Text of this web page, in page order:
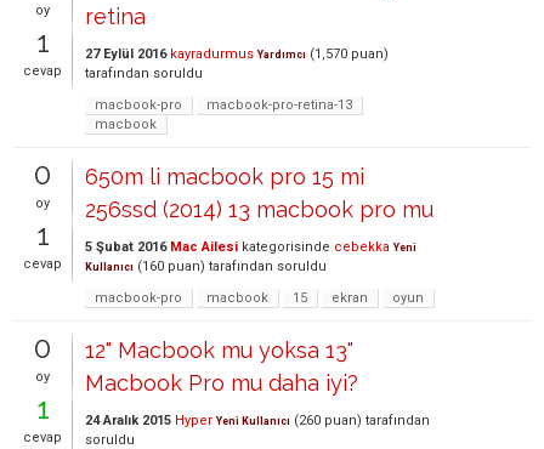
oy
1
cevap
retina
27 Eylül 2016 kayradurmus Yardımcı (1,570 puan)
tarafından soruldu
macbook-pro
macbook-pro-retina-13
macbook
0
oy
1
cevap
650m li macbook pro 15 mi
256ssd (2014) 13 macbook pro mu
5 Şubat 2016 Mac Ailesi kategorisinde cebekka Yeni
Kullanıcı (160 puan) tarafından soruldu
macbook-pro
macbook 15 ekran oyun
0
oy
1
cevap
12" Macbook mu yoksa 13"
Macbook Pro mu daha iyi?
24 Aralık 2015 Hyper Yeni Kullanıcı (260 puan) tarafından
soruldu